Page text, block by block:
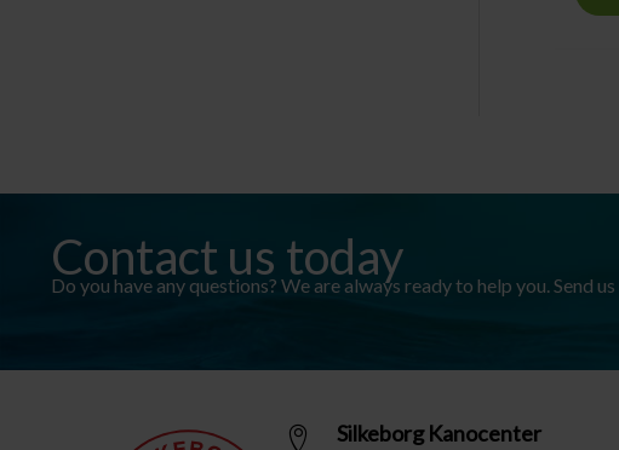
Contact us today
Do you have any questions? We are always ready to help you. Send
Silkeborg Kanocenter